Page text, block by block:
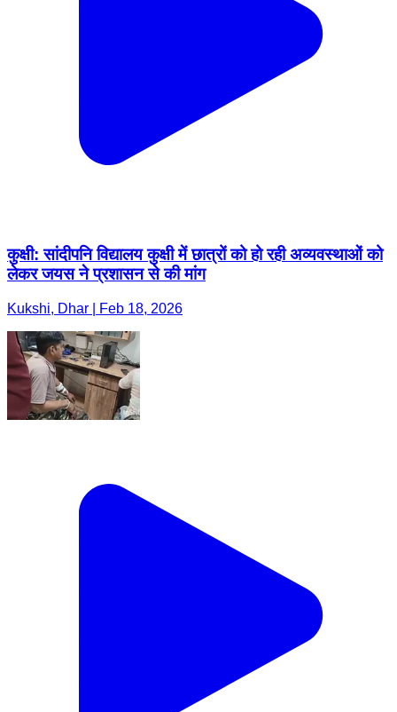
कुक्षी: सांदीपनि विद्यालय कुक्षी में छात्रों को हो रही अव्यवस्थाओं को
लेकर जयस ने प्रशासन से की मांग
Kukshi, Dhar | Feb 18, 2026